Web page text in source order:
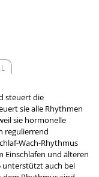
steuert die
sie alle Rhythmen
sie hormonelle
regulierrend
Wach-Rhythmus
Einschlafen und älteren
unterstützt auch bei